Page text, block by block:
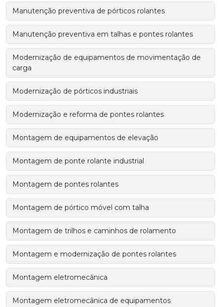
Manutenção preventiva de pórticos rolantes
Manutenção preventiva em talhas e pontes rolantes
Modernização de equipamentos de movimentação de
carga
Modernização de pórticos industriais
Modernização e reforma de pontes rolantes
Montagem de equipamentos de elevação
Montagem de ponte rolante industrial
Montagem de pontes rolantes
Montagem de pórtico móvel com talha
Montagem de trilhos e caminhos de rolamento
Montagem e modernização de pontes rolantes
Montagem eletromecânica
Montagem eletromecânica de equipamentos